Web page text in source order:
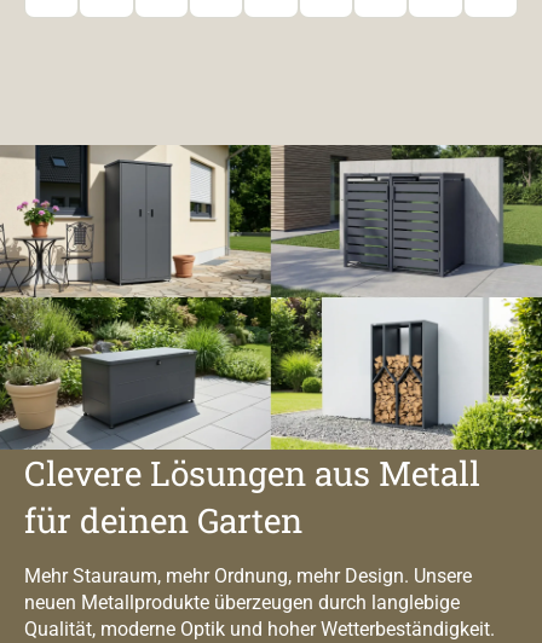
Clevere Lösungen aus Metall
für deinen Garten
Mehr Stauraum, mehr Ordnung, mehr Design. Unsere
neuen Metallprodukte überzeugen durch langlebige
Qualität, moderne Optik und hoher Wetterbeständigkeit.